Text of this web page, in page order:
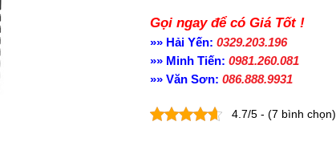
Gọi ngay để có Giá Tốt !
»» Hải Yến: 0329.203.196
»» Minh Tiến: 0981.260.081
»» Văn Sơn: 086.888.9931
4.7/5 - (7 bình chọn)